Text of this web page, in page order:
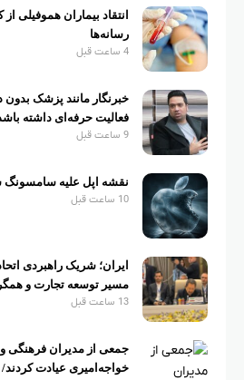
انتقاد بیماران هموفیلی
رسانه‌ها
4 ساعت قبل
خبرنگار مانند پزشک
فعالیت حرفه‌ای داشته
9 ساعت قبل
نقشه اپل علیه
10 ساعت قبل
ایران؛ شریک راهبردی
مسیر توسعه تجارت و
13 ساعت قبل
جمعی از مدیران فرهنگی
خواجه‌امیری عیادت